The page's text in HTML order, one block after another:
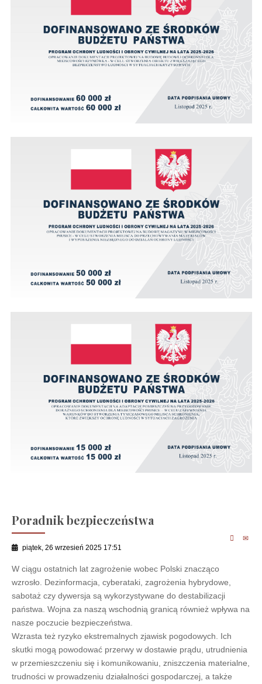
Poradnik bezpieczeństwa
piątek, 26 wrzesień 2025 17:51
W ciągu ostatnich lat zagrożenie wobec Polski znacząco
wzrosło. Dezinformacja, cyberataki, zagrożenia hybrydowe,
sabotaż czy dywersja są wykorzystywane do destabilizacji
państwa. Wojna za naszą wschodnią granicą również wpływa na
nasze poczucie bezpieczeństwa.
Wzrasta też ryzyko ekstremalnych zjawisk pogodowych. Ich
skutki mogą powodować przerwy w dostawie prądu, utrudnienia
w przemieszczeniu się i komunikowaniu, zniszczenia materialne,
trudności w prowadzeniu działalności gospodarczej, a także